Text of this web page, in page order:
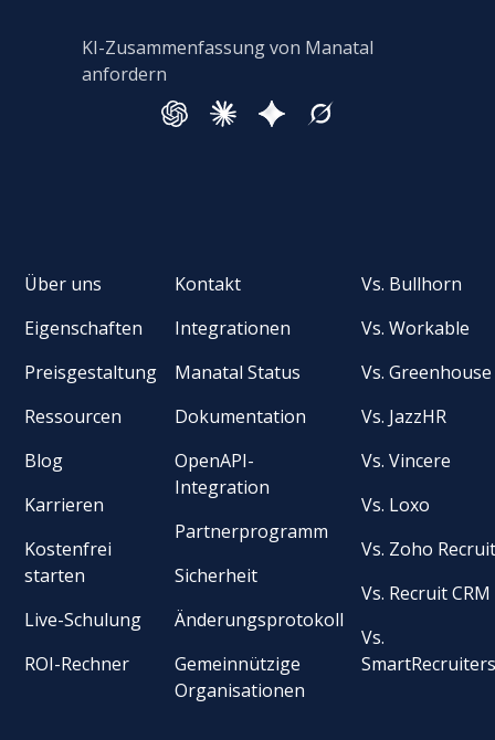
KI-Zusammenfassung von Manatal
anfordern
Über uns
Eigenschaften
Preisgestaltung
Ressourcen
Blog
Karrieren
Kostenfrei
starten
Live-Schulung
ROI-Rechner
Kontakt
Integrationen
Manatal Status
Dokumentation
OpenAPI-
Integration
Partnerprogramm
Sicherheit
Änderungsprotokoll
Gemeinnützige
Organisationen
Vs. Bullhorn
Vs. Workable
Vs. Greenhouse
Vs. JazzHR
Vs. Vincere
Vs. Loxo
Vs. Zoho
Vs. Recruit CRM
Vs.